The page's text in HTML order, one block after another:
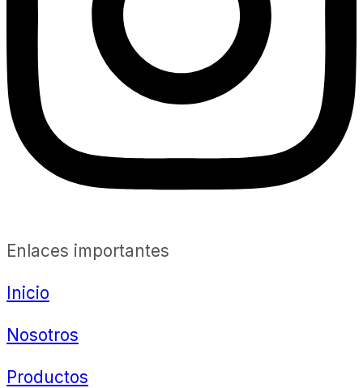
Enlaces importantes
Inicio
Nosotros
Productos